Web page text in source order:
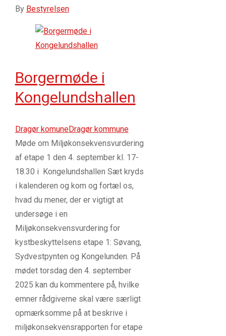
By Bestyrelsen
Borgermøde i
Kongelundshallen
Dragør komuneDragør kommune
Møde om Miljøkonsekvensvurdering
af etape 1 den 4. september kl. 17-
18.30 i Kongelundshallen Sæt kryds
i kalenderen og kom og fortæl os,
hvad du mener, der er vigtigt at
undersøge i en
Miljøkonsekvensvurdering for
kystbeskyttelsens etape 1: Søvang,
Sydvestpynten og Kongelunden. På
mødet torsdag den 4. september
2025 kan du kommentere på, hvilke
emner rådgiverne skal være særligt
opmærksomme på at beskrive i
miljøkonsekvensrapporten for etape